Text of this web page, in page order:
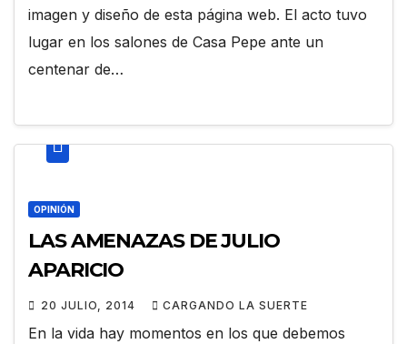
imagen y diseño de esta página web. El acto tuvo
lugar en los salones de Casa Pepe ante un
centenar de…
OPINIÓN
LAS AMENAZAS DE JULIO
APARICIO
20 JULIO, 2014 CARGANDO LA SUERTE
En la vida hay momentos en los que debemos